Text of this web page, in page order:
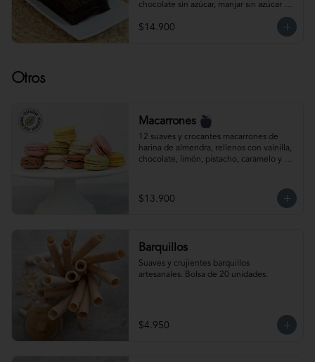
chocolate sin azúcar, manjar sin azúcar y
¡Simplemente irresistible!
Para 6-8 personas. Producto congelado,
$14.900
Otros
Macarrones
12 suaves y crocantes macarrones de
harina de almendra, rellenos con vainilla,
chocolate, limón, pistacho, caramelo y
$13.900
Barquillos
Suaves y crujientes barquillos
artesanales. Bolsa de 20 unidades.
$4.950